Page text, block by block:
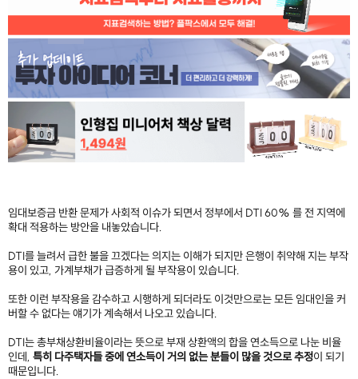
임대보증금 반환 문제가 사회적 이슈가 되면서 정부에서 DTI 60% 를 전 지역에
확대 적용하는 방안을 내놓았습니다.
DTI를 늘려서 급한 불을 끄겠다는 의지는 이해가 되지만 은행이 취약해 지는 부작
용이 있고, 가계부채가 급증하게 될 부작용이 있습니다.
또한 이런 부작용을 감수하고 시행하게 되더라도 이것만으로는 모든 임대인을 커
버할 수 없다는 얘기가 계속해서 나오고 있습니다.
DTI는 총부채상환비율이라는 뜻으로 부재 상환액의 합을 연소득으로 나눈 비율
인데, 특히 다주택자들 중에 연소득이 거의 없는 분들이 많을 것으로 추정이 되기
때문입니다.